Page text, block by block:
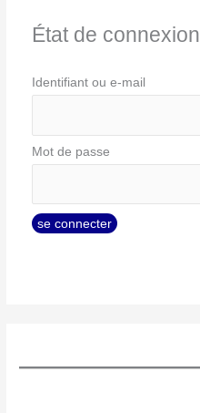
État de connexion
Identifiant ou e-mail
Mot de passe